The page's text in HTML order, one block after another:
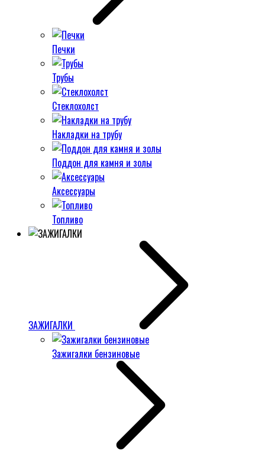
Печки
Трубы
Стеклохолст
Накладки на трубу
Поддон для камня и золы
Аксессуары
Топливо
ЗАЖИГАЛКИ
Зажигалки бензиновые